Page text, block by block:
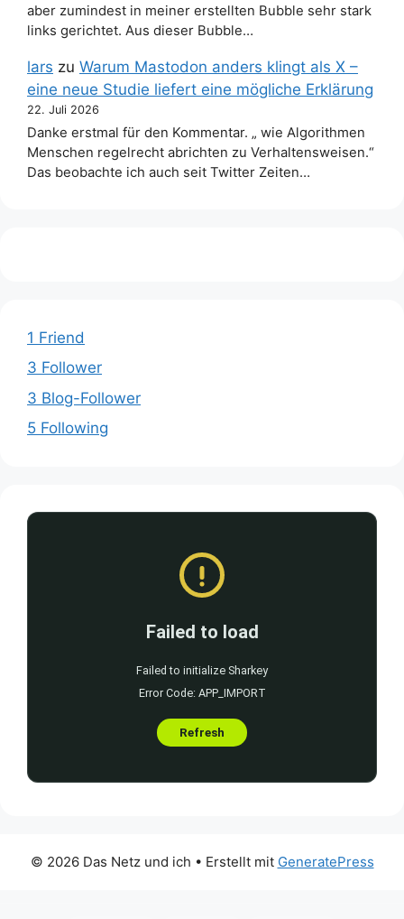
aber zumindest in meiner erstellten Bubble sehr stark
links gerichtet. Aus dieser Bubble…
lars zu Warum Mastodon anders klingt als X –
eine neue Studie liefert eine mögliche Erklärung
22. Juli 2026
Danke erstmal für den Kommentar. „ wie Algorithmen
Menschen regelrecht abrichten zu Verhaltensweisen.“
Das beobachte ich auch seit Twitter Zeiten…
1 Friend
3 Follower
3 Blog-Follower
5 Following
© 2026 Das Netz und ich • Erstellt mit GeneratePress